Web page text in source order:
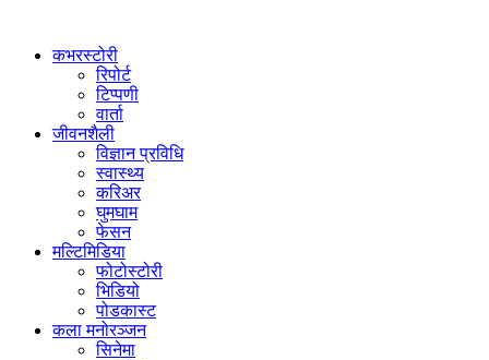
कभरस्टोरी
रिपोर्ट
टिप्पणी
वार्ता
जीवनशैली
विज्ञान प्रविधि
स्वास्थ्य
करिअर
घुमघाम
फेसन
मल्टिमिडिया
फोटोस्टोरी
भिडियो
पोडकास्ट
कला मनोरञ्जन
सिनेमा